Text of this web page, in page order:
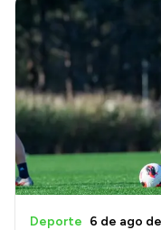
Archivo de noticias
Transparencia
Presupuesto
Boletín Oficial
Compras y
Consulta de
Deporte 6 de ago